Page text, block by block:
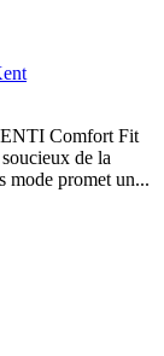
Comfort Fit
de la
mode promet un...